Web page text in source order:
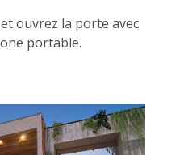
ouvrez la porte avec
portable.